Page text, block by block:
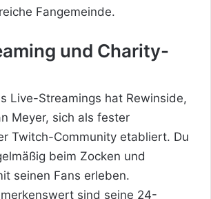
Fangemeinde.
und Charity-
Live-Streamings hat Rewinside,
Meyer, sich als fester
Twitch-Community etabliert. Du
beim Zocken und
seinen Fans erleben.
sind seine 24-